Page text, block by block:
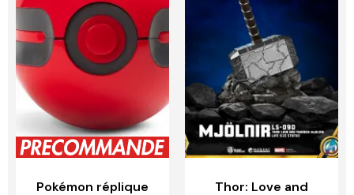
Pokémon réplique
Thor: Love and